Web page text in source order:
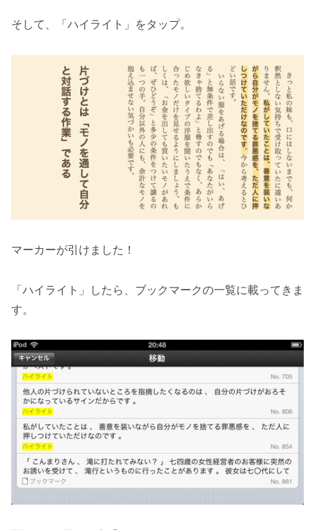
そして、「ハイライト」をタップ。
マーカーが引けました！
「ハイライト」したら、ブックマークの一覧に載ってきま
す。